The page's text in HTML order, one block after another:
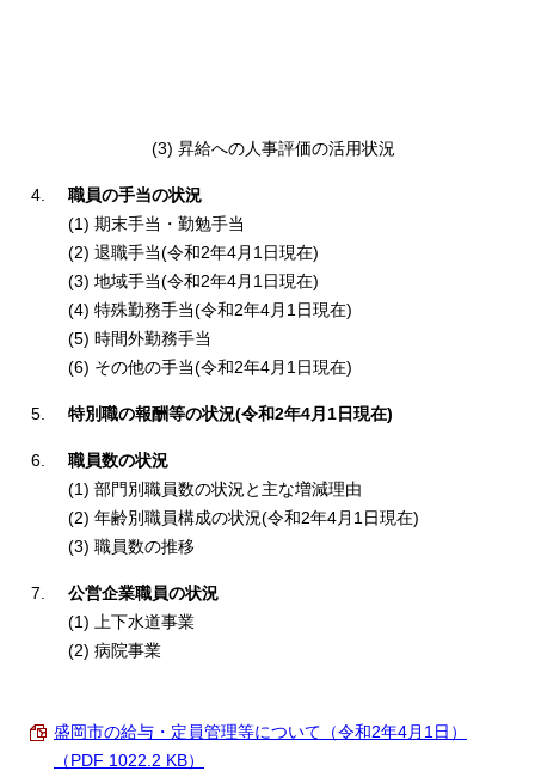
(3) 昇給への人事評価の活用状況
職員の手当の状況
(1) 期末手当・勤勉手当
(2) 退職手当(令和2年4月1日現在)
(3) 地域手当(令和2年4月1日現在)
(4) 特殊勤務手当(令和2年4月1日現在)
(5) 時間外勤務手当
(6) その他の手当(令和2年4月1日現在)
特別職の報酬等の状況(令和2年4月1日現在)
職員数の状況
(1) 部門別職員数の状況と主な増減理由
(2) 年齢別職員構成の状況(令和2年4月1日現在)
(3) 職員数の推移
公営企業職員の状況
(1) 上下水道事業
(2) 病院事業
盛岡市の給与・定員管理等について（令和2年4月1日）
（PDF 1022.2 KB）